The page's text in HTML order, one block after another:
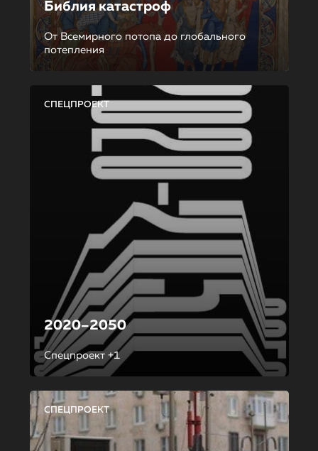
Библия катастроф
От Всемирного потопа до глобального
потепления
СПЕЦПРОЕКТ
2020–2050
Спецпроект +1
СПЕЦПРОЕКТ